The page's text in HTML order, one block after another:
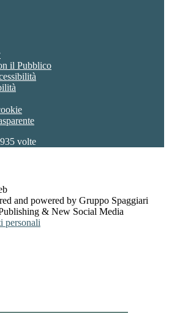
il Pubblico
935 volte
and powered by Gruppo Spaggiari
& New Social Media
personali